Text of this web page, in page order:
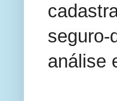
seguro-
análise